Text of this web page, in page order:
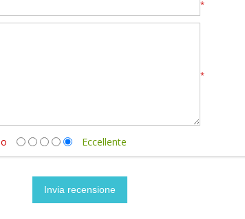
*
*
Eccellente